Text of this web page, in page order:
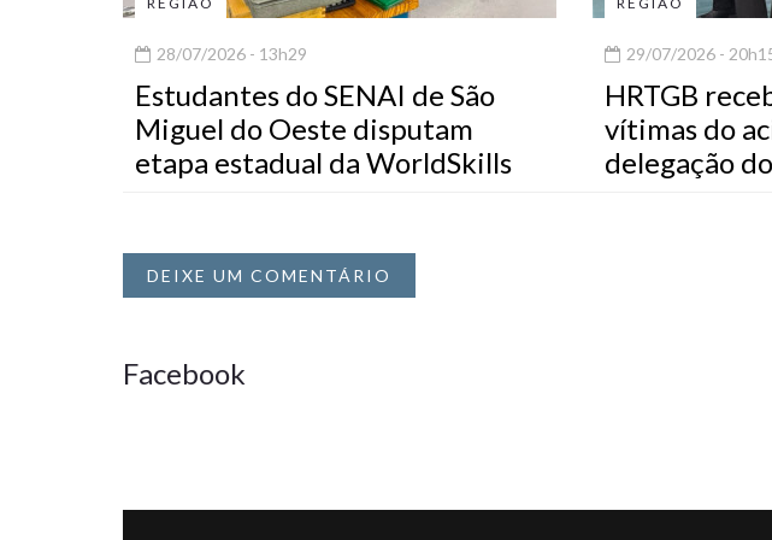
28/07/2026 - 13h29
Estudantes do SENAI de São
Miguel do Oeste disputam
etapa estadual da WorldSkills
29/07/2026 -
HRTGB
vítimas do
delegação
DEIXE UM COMENTÁRIO
Facebook